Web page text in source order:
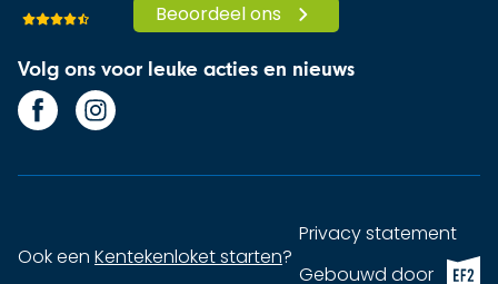
Beoordeel ons
Volg ons voor leuke acties en nieuws
Ook een Kentekenloket starten?
Privacy statement
Gebouwd doorEF2